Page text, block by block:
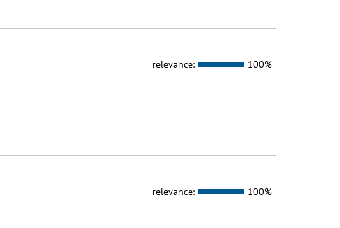
relevance: 100%
relevance: 100%